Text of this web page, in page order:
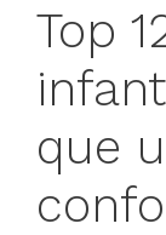
Top
que